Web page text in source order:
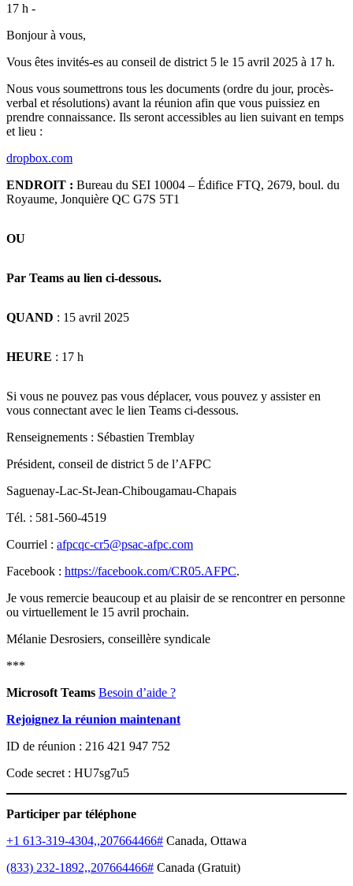
17 h -
Bonjour à vous,
Vous êtes invités-es au conseil de district 5 le 15 avril 2025 à 17 h.
Nous vous soumettrons tous les documents (ordre du jour, procès-
verbal et résolutions) avant la réunion afin que vous puissiez en
prendre connaissance. Ils seront accessibles au lien suivant en temps
et lieu :
dropbox.com
ENDROIT : Bureau du SEI 10004 – Édifice FTQ, 2679, boul. du
Royaume, Jonquière QC G7S 5T1
OU
Par Teams au lien ci-dessous.
QUAND : 15 avril 2025
HEURE : 17 h
Si vous ne pouvez pas vous déplacer, vous pouvez y assister en
vous connectant avec le lien Teams ci-dessous.
Renseignements : Sébastien Tremblay
Président, conseil de district 5 de l’AFPC
Saguenay-Lac-St-Jean-Chibougamau-Chapais
Tél. : 581-560-4519
Courriel : afpcqc-cr5@psac-afpc.com
Facebook : https://facebook.com/CR05.AFPC.
Je vous remercie beaucoup et au plaisir de se rencontrer en personne
ou virtuellement le 15 avril prochain.
Mélanie Desrosiers, conseillère syndicale
***
Microsoft Teams Besoin d’aide ?
Rejoignez la réunion maintenant
ID de réunion : 216 421 947 752
Code secret : HU7sg7u5
Participer par téléphone
+1 613-319-4304,,207664466# Canada, Ottawa
(833) 232-1892,,207664466# Canada (Gratuit)